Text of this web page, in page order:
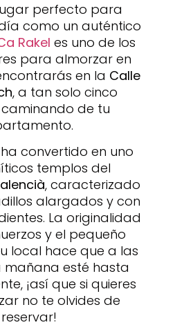
perfecto para
como un auténtico
Rakel es uno de los
para almorzar en
en la Calle
, a tan solo cinco
de tu
convertido en uno
templos del
, caracterizado
alargados y con
La originalidad
y el pequeño
local hace que a las
mañana esté hasta
¡así que si quieres
no te olvides de
reservar!